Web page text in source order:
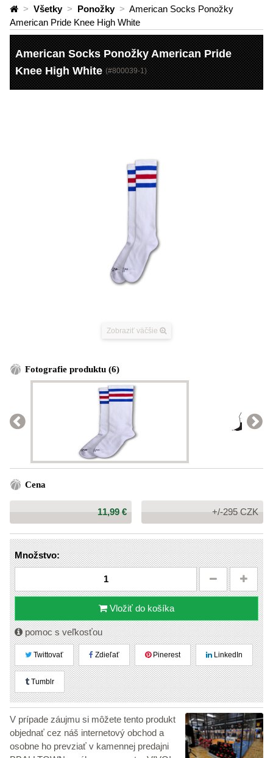
> Všetky > Ponožky > American Socks Ponožky
American Pride Knee High White
American Socks Ponožky American Pride
Knee High White (#800039-1)
Zobraziť väčšie
Fotografie produktu (6)
Cena
Cena:
11,99 € +/-295 CZK
Množstvo:
Vložiť do košíka
pomoc s veľkosťou
Twittovať Zdieľať Pinerest LinkedIn
Tumblr
V prípade záujmu si môžete tento produkt
objednať cez náš internetový obchod a
osobne ho prevziať v kamennej predajni